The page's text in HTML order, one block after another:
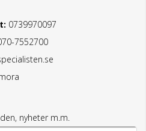
0739970097
7552700
nyheter m.m.